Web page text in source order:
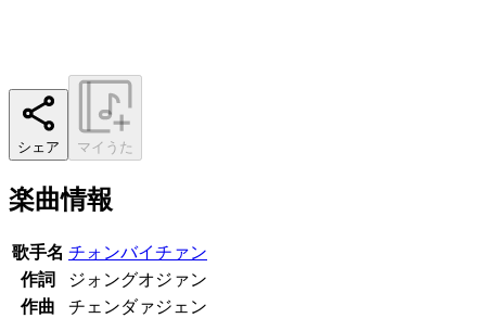
シェア マイうた
楽曲情報
歌手名 チォンバイチァン
作詞
ジォングオジァン
作曲
チェンダァジェン